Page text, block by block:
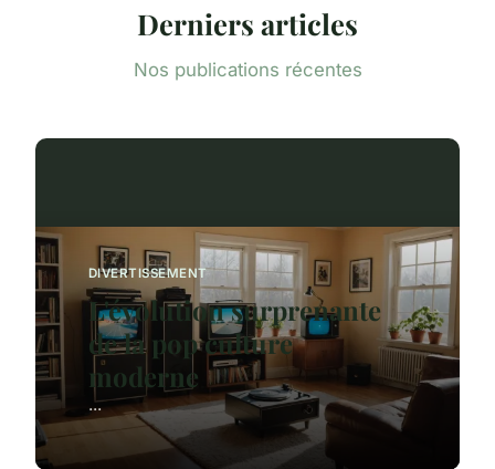
Derniers articles
Nos publications récentes
DIVERTISSEMENT
L'évolution surprenante
de la pop culture
moderne
...